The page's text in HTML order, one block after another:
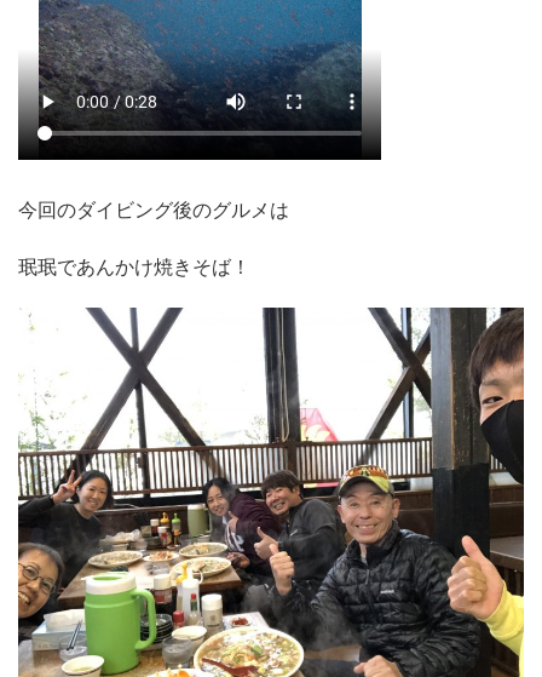
今回のダイビング後のグルメは
珉珉であんかけ焼きそば！